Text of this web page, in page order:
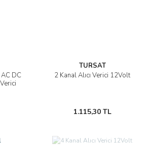
DC
TURSAT
2 Kanal Alıcı Verici 12Volt
1.115,30 TL